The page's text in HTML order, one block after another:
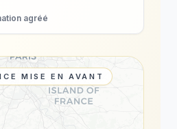
agréé
MISE EN AVANT